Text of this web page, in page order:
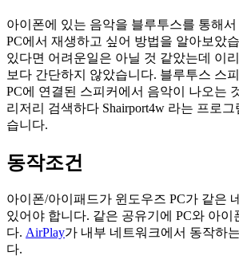
아이폰에 있는 음악을 블루투스를 통해
PC에서 재생하고 싶어 방법을 알아보았
있다면 어려운일은 아닐 것 같았는데 이
보다 간단하지 않았습니다. 블루투스 스
PC에 연결된 스피커에서 음악이 나오는
리저리 검색하다 Shairport4w 라는 프로
습니다.
동작조건
아이폰/아이패드가 윈도우즈 PC가 같은
있어야 합니다. 같은 공유기에 PC와 아이
다. AirPlay가 내부 네트워크에서 동작하
다.